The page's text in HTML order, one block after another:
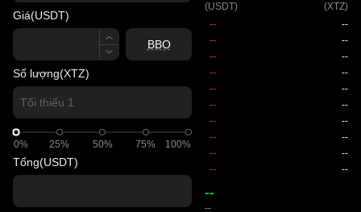
Giá(USDT)
Giá
BBO
Số lượng(XTZ)
0% 25% 50% 75% 100%
0%
Tổng(USDT)
(USDT)
(XTZ)
--
--